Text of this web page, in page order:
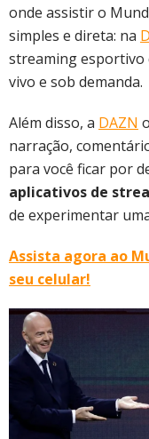
onde assistir o
simples e direta: na
streaming esportivo
vivo e sob demanda.
Além disso, a DAZN
narração,
para você ficar por
aplicativos de
de experimentar
Assista agora ao
seu celular!